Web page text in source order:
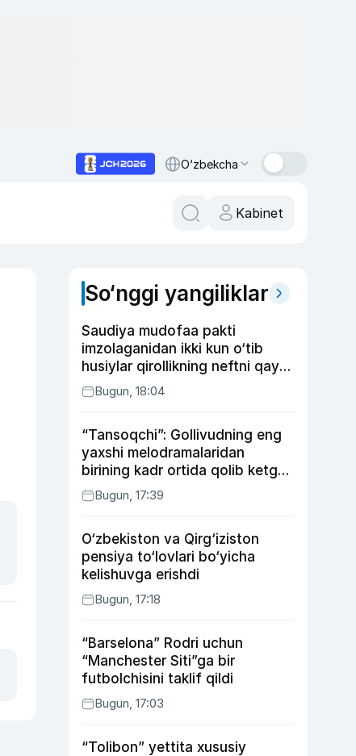
O‘zbekcha
Kabinet
So‘nggi yangiliklar
Saudiya mudofaa pakti
imzolaganidan ikki kun o‘tib
husiylar qirollikning neftni qayta
ishlash zavodiga hujum qildi
Bugun, 18:04
“Tansoqchi”: Gollivudning eng
yaxshi melodramalaridan
birining kadr ortida qolib ketgan
voqealari
Bugun, 17:39
O‘zbekiston va Qirg‘iziston
pensiya to‘lovlari bo‘yicha
kelishuvga erishdi
Bugun, 17:18
“Barselona” Rodri uchun
“Manchester Siti”ga bir
futbolchisini taklif qildi
Bugun, 17:03
“Tolibon” yettita xususiy